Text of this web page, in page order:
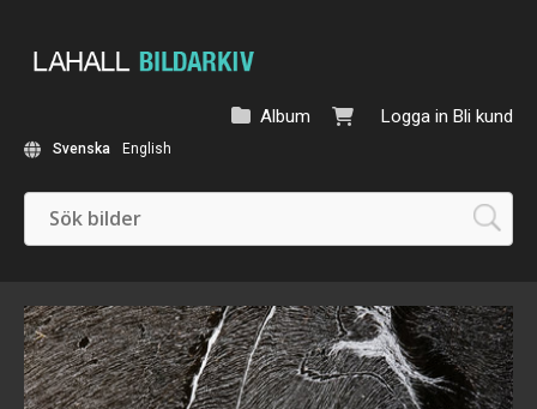
Logga in Bli kund
Album
Svenska English